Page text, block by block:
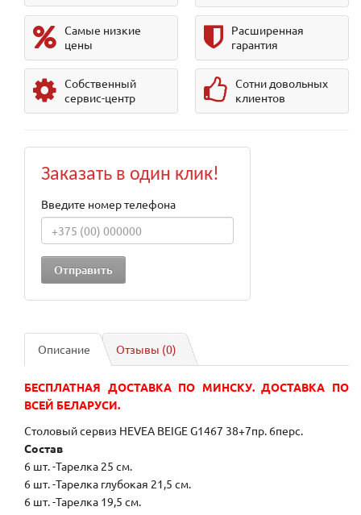
Самые низкие
цены
Расширенная
гарантия
Собственный
сервис-центр
Сотни довольных
клиентов
Заказать в один клик!
Введите номер телефона
Описание Отзывы (0)
БЕСПЛАТНАЯ ДОСТАВКА ПО МИНСКУ. ДОСТАВКА ПО
ВСЕЙ БЕЛАРУСИ.
Столовый сервиз HEVEA BEIGE G1467 38+7пр. 6перс.
Состав
6 шт. -Тарелка 25 см.
6 шт. -Тарелка глубокая 21,5 см.
6 шт. -Тарелка 19,5 см.